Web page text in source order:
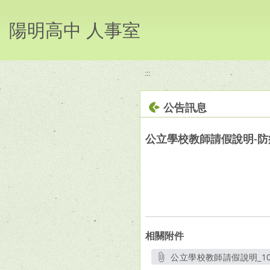
陽明高中 人事室
:::
公告訊息
公立學校教師請假說明-
相關附件
公立學校教師請假說明